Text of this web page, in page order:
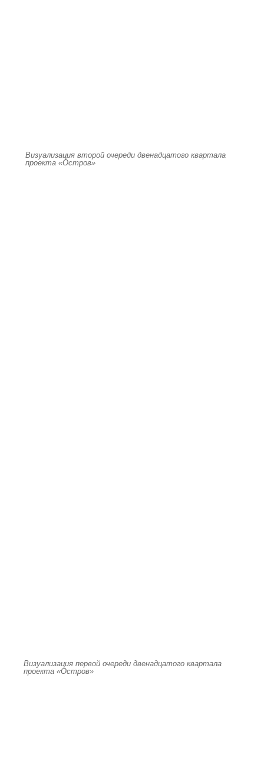
Визуализация второй очереди двенадцатого квартала
проекта «Остров»
Визуализация первой очереди двенадцатого квартала
проекта «Остров»